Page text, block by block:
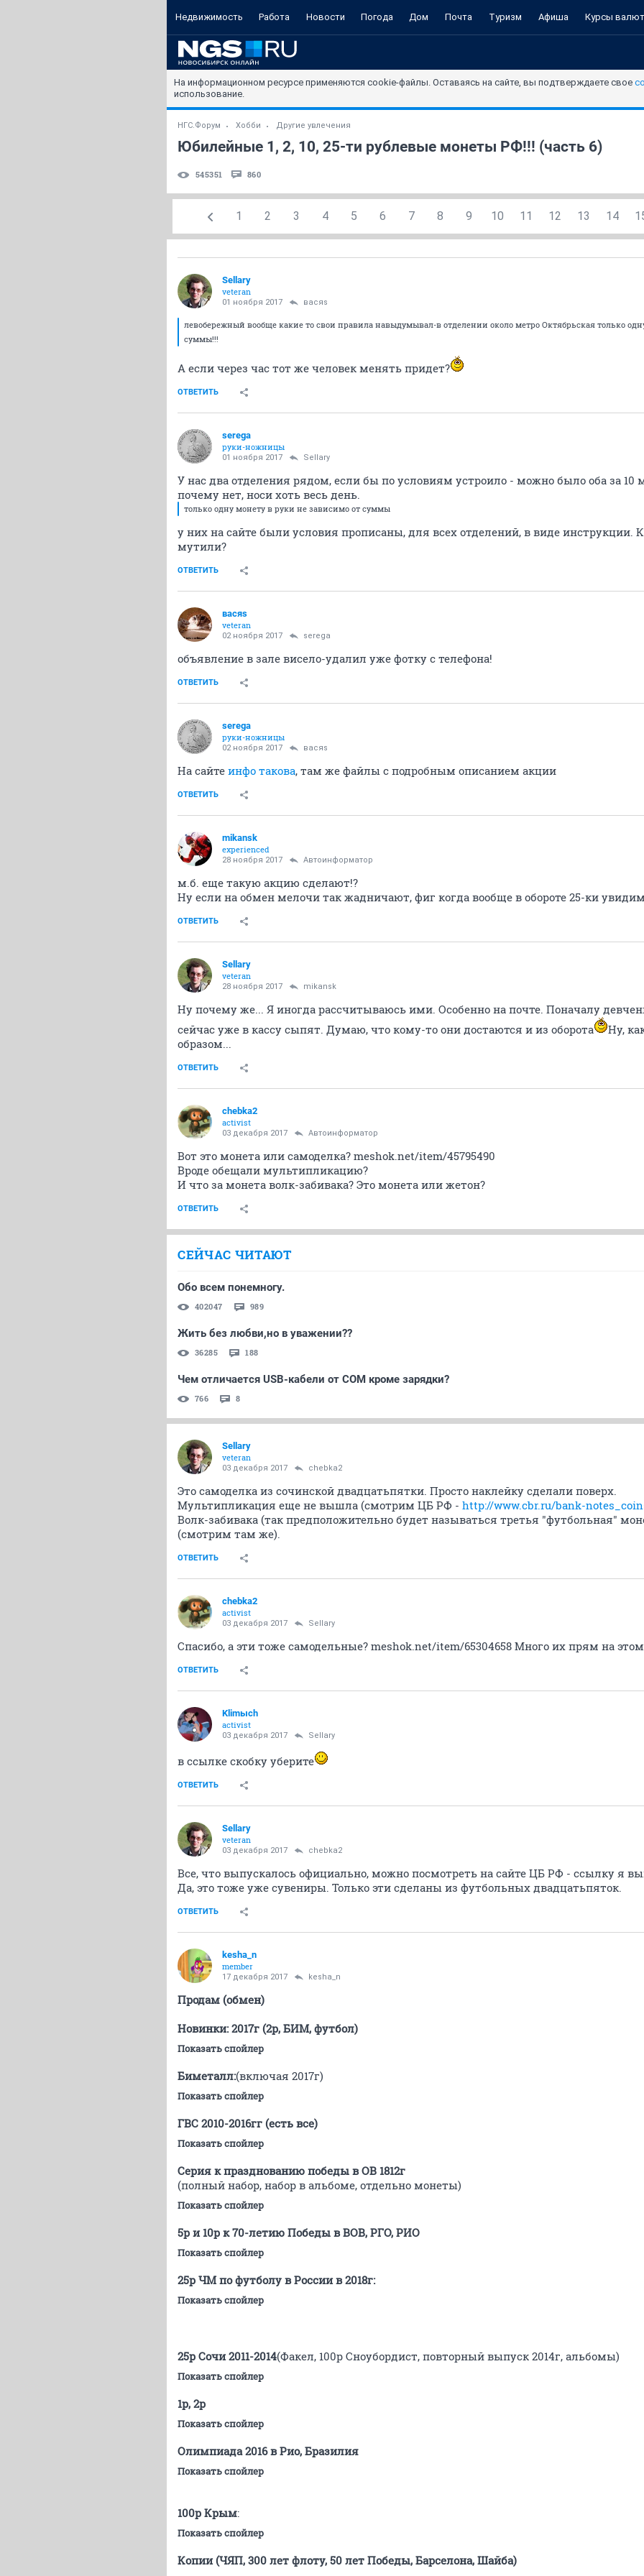
Недвижимость Работа Новости Погода Дом Почта Туризм Афиша Курсы валют
На информационном ресурсе применяются cookie-файлы. Оставаясь на сайте, вы подтверждаете свое
использование.
НГС.Форум Хобби Другие увлечения
Юбилейные 1, 2, 10, 25-ти рублевые монеты РФ!!! (часть 6)
545351 860
1 2 3 4 5 6 7 8 9 10 11 12 13 14
Sellary
veteran
01 ноября 2017 васяs
левобережный вообще какие то свои правила навыдумывал-в отделении около метро Октябрьская только
суммы!!!
А если через час тот же человек менять придет?
ОТВЕТИТЬ
serega
руки-ножницы
01 ноября 2017 Sellary
У нас два отделения рядом, если бы по условиям устроило - можно было оба за 10
почему нет, носи хоть весь день.
только одну монету в руки не зависимо от суммы
у них на сайте были условия прописаны, для всех отделений, в виде инструкции.
мутили?
ОТВЕТИТЬ
васяs
veteran
02 ноября 2017 serega
объявление в зале висело-удалил уже фотку с телефона!
ОТВЕТИТЬ
serega
руки-ножницы
02 ноября 2017 васяs
На сайте инфо такова, там же файлы с подробным описанием акции
ОТВЕТИТЬ
mikansk
experienced
28 ноября 2017 Автоинформатор
м.б. еще такую акцию сделают!?
Ну если на обмен мелочи так жадничают, фиг когда вообще в обороте 25-ки
ОТВЕТИТЬ
Sellary
veteran
28 ноября 2017 mikansk
Ну почему же... Я иногда рассчитываюсь ими. Особенно на почте. Поначалу
сейчас уже в кассу сыпят. Думаю, что кому-то они достаются и из оборота
Ну,
образом...
ОТВЕТИТЬ
chebka2
activist
03 декабря 2017 Автоинформатор
Вот это монета или самоделка? meshok.net/item/45795490
Вроде обещали мультипликацию?
И что за монета волк-забивака? Это монета или жетон?
ОТВЕТИТЬ
СЕЙЧАС ЧИТАЮТ
Обо всем понемногу.
402047 989
Жить без любви,но в уважении??
36285 188
Чем отличается USB-кабели от COM кроме зарядки?
766 8
Sellary
veteran
03 декабря 2017 chebka2
Это самоделка из сочинской двадцатьпятки. Просто наклейку сделали поверх.
Мультипликация еще не вышла (смотрим ЦБ РФ - http://www.cbr.ru/bank-
Волк-забивака (так предположительно будет называться третья "футбольная"
(смотрим там же).
ОТВЕТИТЬ
chebka2
activist
03 декабря 2017 Sellary
Спасибо, а эти тоже самодельные? meshok.net/item/65304658 Много их прям на
ОТВЕТИТЬ
Klimыch
activist
03 декабря 2017 Sellary
в ссылке скобку уберите
ОТВЕТИТЬ
Sellary
veteran
03 декабря 2017 chebka2
Все, что выпускалось официально, можно посмотреть на сайте ЦБ РФ - ссылку я
Да, это тоже уже сувениры. Только эти сделаны из футбольных двадцатьпяток.
ОТВЕТИТЬ
kesha_n
member
17 декабря 2017 kesha_n
Продам (обмен)
Новинки: 2017г (2р, БИМ, футбол)
Показать спойлер
Биметалл:(включая 2017г)
Показать спойлер
ГВС 2010-2016гг (есть все)
Показать спойлер
Серия к празднованию победы в ОВ 1812г
(полный набор, набор в альбоме, отдельно монеты)
Показать спойлер
5р и 10р к 70-летию Победы в ВОВ, РГО, РИО
Показать спойлер
25р ЧМ по футболу в России в 2018г:
Показать спойлер
25р Сочи 2011-2014(Факел, 100р Сноубордист, повторный выпуск 2014г, альбомы)
Показать спойлер
1р, 2р
Показать спойлер
Олимпиада 2016 в Рио, Бразилия
Показать спойлер
100р Крым:
Показать спойлер
Копии (ЧЯП, 300 лет флоту, 50 лет Победы, Барселона, Шайба)